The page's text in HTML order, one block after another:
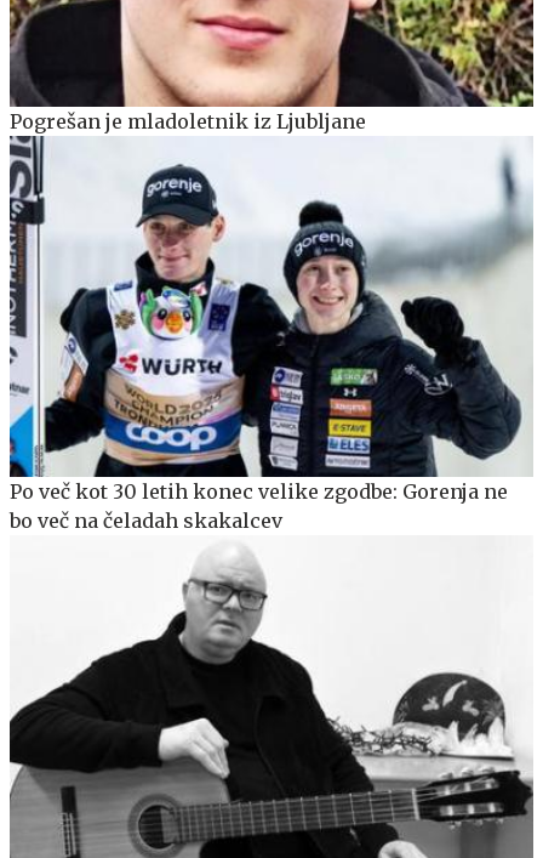
Pogrešan je mladoletnik iz Ljubljane
Po več kot 30 letih konec velike zgodbe: Gorenja ne
bo več na čeladah skakalcev